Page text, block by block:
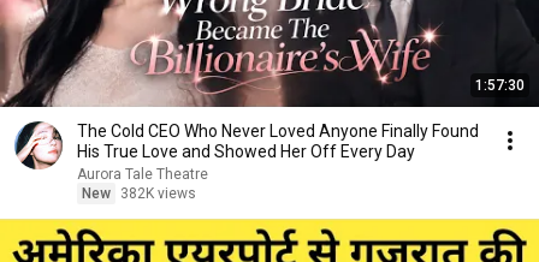
1:57:30
The Cold CEO Who Never Loved Anyone Finally Found
His True Love and Showed Her Off Every Day
Aurora Tale Theatre
New
382K views